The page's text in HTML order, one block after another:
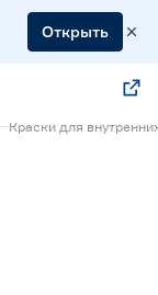
Открыть
Краски для